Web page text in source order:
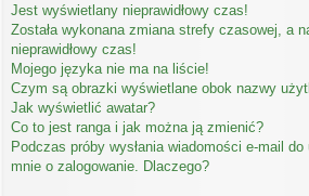
Jest wyświetlany nieprawidłowy czas!
Została wykonana zmiana strefy czasowej, a
nieprawidłowy czas!
Mojego języka nie ma na liście!
Czym są obrazki wyświetlane obok nazwy
Jak wyświetlić awatar?
Co to jest ranga i jak można ją zmienić?
Podczas próby wysłania wiadomości e-mail
mnie o zalogowanie. Dlaczego?